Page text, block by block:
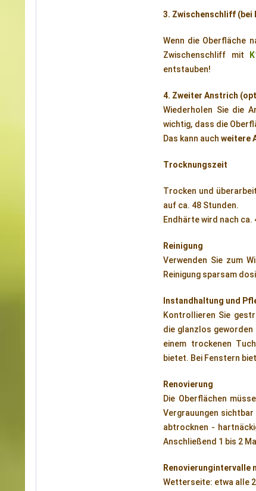
3. Zwischenschliff (bei
Wenn die Oberfläche
Zwischenschliff mit
entstauben!
4. Zweiter Anstrich
Wiederholen Sie die
wichtig, dass die
Das kann auchweitere
Trocknungszeit
Trocken und
auf ca. 48 Stunden.
Endhärte wird nach
Reinigung
Verwenden Sie zum
Reinigung sparsam
Instandhaltung und
Kontrollieren Sie
die glanzlos geworden
einem trockenen
bietet. Bei Fenstern
Renovierung
Die Oberflächen
Vergrauungen
abtrocknen -
Anschließend 1 bis 2
Renovierungintervalle
Wetterseite: etwa alle